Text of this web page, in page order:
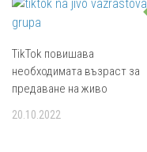
TikTok повишава
необходимата възраст за
предаване на живо
20.10.2022